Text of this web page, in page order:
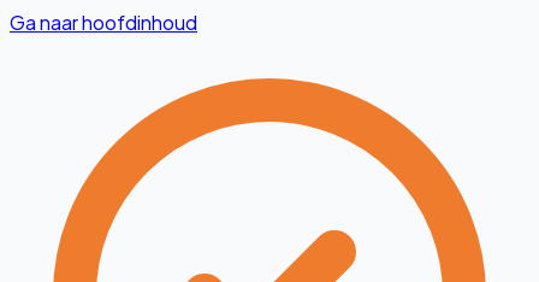
Ga naar hoofdinhoud